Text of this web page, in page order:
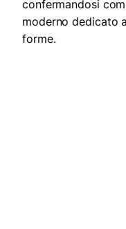
confermandosi
moderno dedicato
forme.